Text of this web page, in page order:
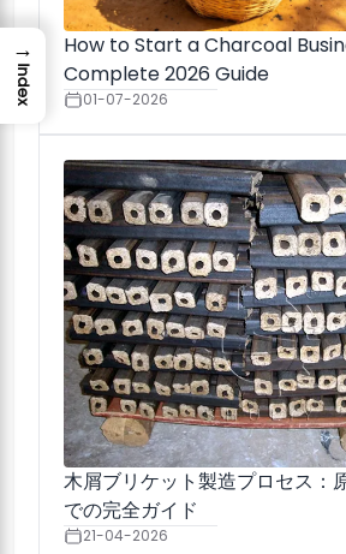
How to Start a Charcoal
Complete 2026 Guide
01-07-2026
木屑ブリケット製造プロセス：
での完全ガイド
21-04-2026
→
Index